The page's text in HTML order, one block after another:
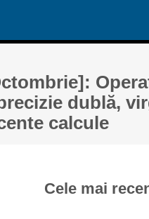
dublă,
calcule
Cele mai